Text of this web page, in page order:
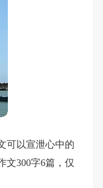
可以宣泄心中的
文300字6篇，仅